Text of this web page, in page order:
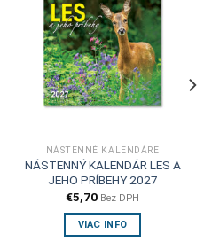
NÁSTENNÉ KALENDÁRE
NÁSTENNÝ KALENDÁR LES A
JEHO PRÍBEHY 2027
€5,70 Bez DPH
VIAC INFO